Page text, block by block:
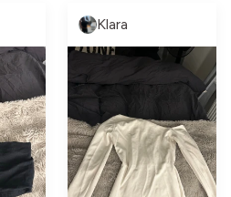
Klara